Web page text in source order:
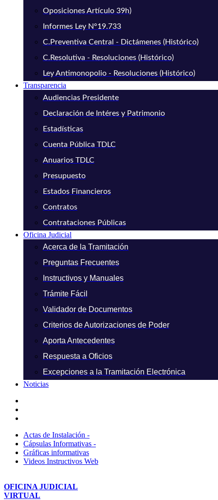
Oposiciones Artículo 39h)
Informes Ley N°19.733
C.Preventiva Central - Dictámenes (Histórico)
C.Resolutiva - Resoluciones (Histórico)
Ley Antimonopolio - Resoluciones (Histórico)
Transparencia
Audiencias Presidente
Declaración de Intéres y Patrimonio
Estadísticas
Cuenta Pública TDLC
Anuarios TDLC
Presupuesto
Estados Financieros
Contratos
Contrataciones Públicas
Oficina Judicial
Acerca de la Tramitación
Preguntas Frecuentes
Instructivos y Manuales
Trámite Fácil
Validador de Documentos
Criterios de Autorizaciones de Poder
Aporta Antecedentes
Respuesta a Oficios
Excepciones a la Tramitación Electrónica
Noticias
Actas de Instalación -
Cápsulas Informativas -
Gráficas informativas
Videos Instructivos Web
OFICINA JUDICIAL
VIRTUAL